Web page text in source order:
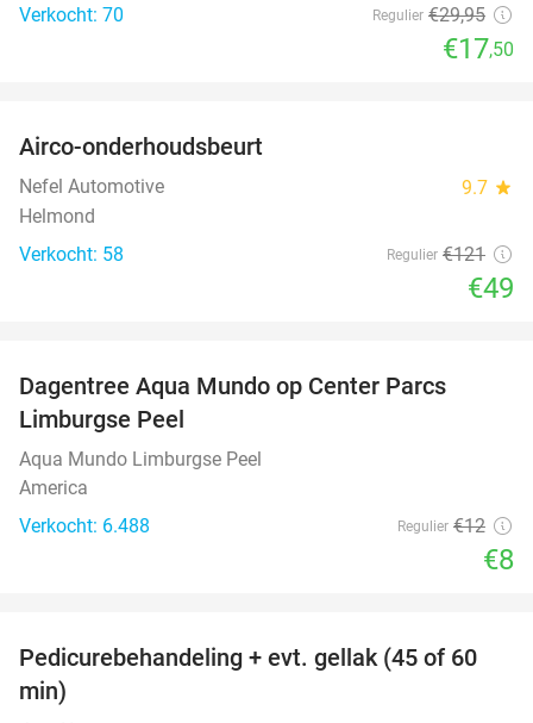
Verkocht: 70
Regulier €29,95
€17,50
Airco-onderhoudsbeurt
Nefel Automotive 9.7 star
Helmond
Verkocht: 58
Regulier €121
€49
Dagentree Aqua Mundo op Center Parcs
Limburgse Peel
Aqua Mundo Limburgse Peel
America
Verkocht: 6.488
Regulier €12
€8
45%
Pedicurebehandeling + evt. gellak (45 of 60
min)